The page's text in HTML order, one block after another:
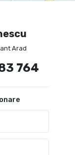
Arad
764